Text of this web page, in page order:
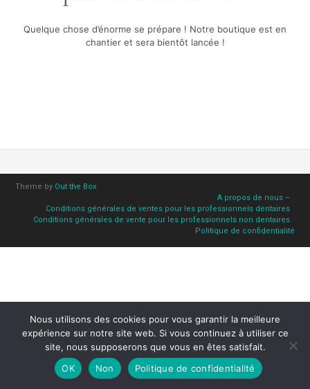
Quelque chose d’énorme se prépare ! Notre boutique est en
chantier et sera bientôt lancée !
Theme by Out the Box
A propos de nous –
Conditions générales de ventes pour les professionnels dentaires
Conditions générales de vente pour les professionnels non dentaires
Politique de confidentialité
Nous utilisons des cookies pour vous garantir la meilleure
expérience sur notre site web. Si vous continuez à utiliser ce
site, nous supposerons que vous en êtes satisfait.
OK
Non Politique de confidentialité